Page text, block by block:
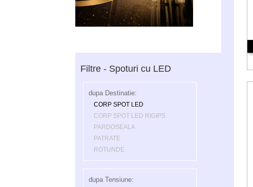
Filtre - Spoturi cu LED
dupa Destinatie:
CORP SPOT LED
CORP SPOT LED RIGIPS
PARDOSEALA
PATRATE
ROTUNDE
dupa Tensiune: